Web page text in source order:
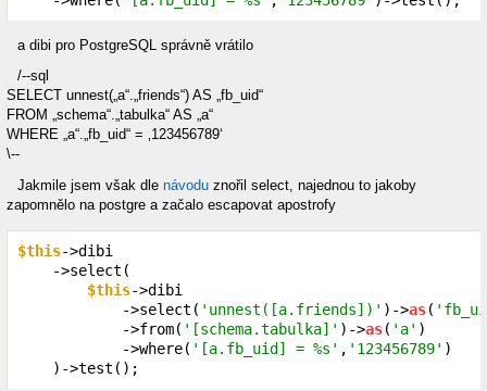
a dibi pro PostgreSQL správně vrátilo
/--sql
SELECT unnest(„a“.„friends“) AS „fb_uid“
FROM „schema“.„tabulka“ AS „a“
WHERE „a“.„fb_uid“ = ‚123456789‘
\--
Jakmile jsem však dlenávodu znořil select, najednou to jakoby
zapomnělo na postgre a začalo escapovat apostrofy
$this->dibi
    ->select(
$this->dibi
            ->select(
'unnest([a.friends])' )->as(
            ->from(
'[schema.tabulka]' )->as( 'a' )
            ->where(
'[a.fb_uid] = %s' , '123456789' )
    )->test();